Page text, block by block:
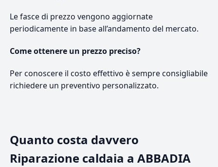
Le fasce di prezzo vengono aggiornate
periodicamente in base all’andamento del mercato.
Come ottenere un prezzo preciso?
Per conoscere il costo effettivo è sempre consigliabile
richiedere un preventivo personalizzato.
Quanto costa davvero
Riparazione caldaia a ABBADIA